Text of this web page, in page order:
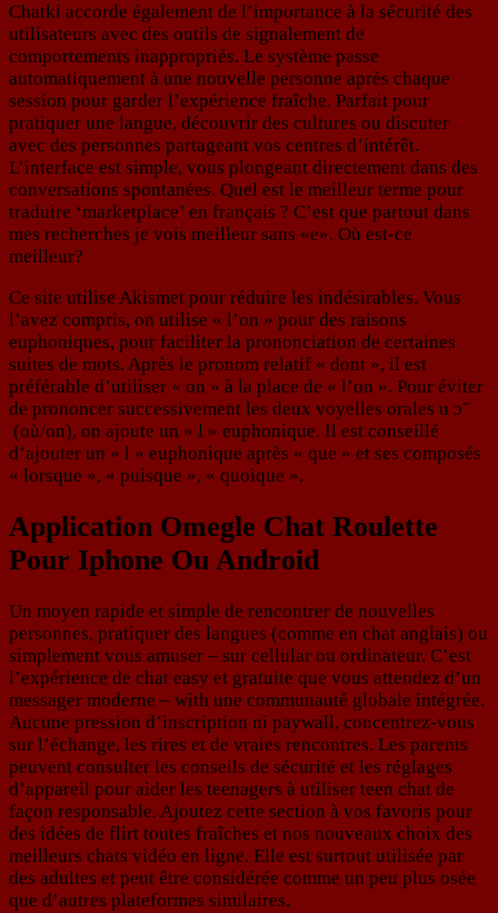
Chatki accorde également de l’importance à la sécurité des
utilisateurs avec des outils de signalement de
comportements inappropriés. Le système passe
automatiquement à une nouvelle personne après chaque
session pour garder l’expérience fraîche. Parfait pour
pratiquer une langue, découvrir des cultures ou discuter
avec des personnes partageant vos centres d’intérêt.
L’interface est simple, vous plongeant directement dans des
conversations spontanées. Quel est le meilleur terme pour
traduire ‘marketplace’ en français ? C’est que partout dans
mes recherches je vois meilleur sans «e». Où est-ce
meilleur?
Ce site utilise Akismet pour réduire les indésirables. Vous
l’avez compris, on utilise « l’on » pour des raisons
euphoniques, pour faciliter la prononciation de certaines
suites de mots. Après le pronom relatif « dont », il est
préférable d’utiliser « on » à la place de « l’on ». Pour éviter
de prononcer successivement les deux voyelles orales u ɔ̃
(où/on), on ajoute un « l » euphonique. Il est conseillé
d’ajouter un « l » euphonique après « que » et ses composés
« lorsque », « puisque », « quoique ».
Application Omegle Chat Roulette
Pour Iphone Ou Android
Un moyen rapide et simple de rencontrer de nouvelles
personnes, pratiquer des langues (comme en chat anglais) ou
simplement vous amuser – sur cellular ou ordinateur. C’est
l’expérience de chat easy et gratuite que vous attendez d’un
messager moderne – with une communauté globale intégrée.
Aucune pression d’inscription ni paywall, concentrez‑vous
sur l’échange, les rires et de vraies rencontres. Les parents
peuvent consulter les conseils de sécurité et les réglages
d’appareil pour aider les teenagers à utiliser teen chat de
façon responsable. Ajoutez cette section à vos favoris pour
des idées de flirt toutes fraîches et nos nouveaux choix des
meilleurs chats vidéo en ligne. Elle est surtout utilisée par
des adultes et peut être considérée comme un peu plus osée
que d’autres plateformes similaires.